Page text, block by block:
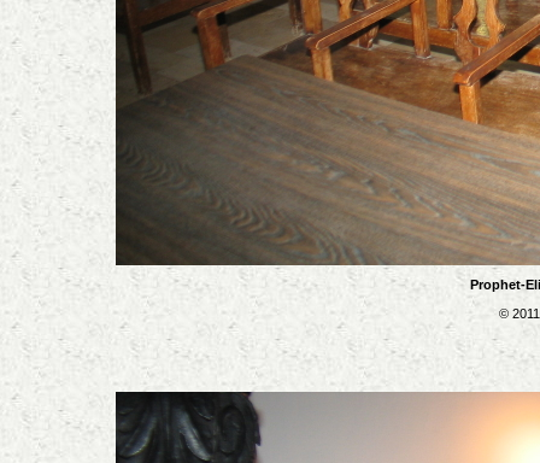
Prophet-
©